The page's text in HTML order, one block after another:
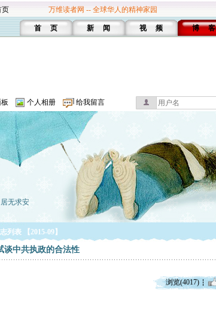
页 万维读者网 -- 全球华人的精神家园
首 页 新 闻 视 频 博 客
个人相册 给我留言
无求安
列表 【2015-09】
谈中共执政的合法性
浏览(4017)